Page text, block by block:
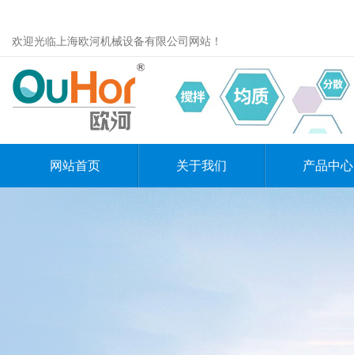
欢迎光临上海欧河机械设备有限公司网站！
网站首页 关于我们 产品中心